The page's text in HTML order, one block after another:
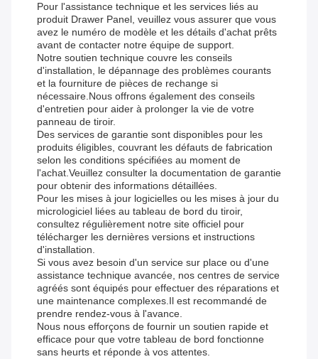
Pour l'assistance technique et les services liés au
produit Drawer Panel, veuillez vous assurer que vous
avez le numéro de modèle et les détails d'achat prêts
avant de contacter notre équipe de support.
Notre soutien technique couvre les conseils
d'installation, le dépannage des problèmes courants
et la fourniture de pièces de rechange si
nécessaire.Nous offrons également des conseils
d'entretien pour aider à prolonger la vie de votre
panneau de tiroir.
Des services de garantie sont disponibles pour les
produits éligibles, couvrant les défauts de fabrication
selon les conditions spécifiées au moment de
l'achat.Veuillez consulter la documentation de garantie
pour obtenir des informations détaillées.
Pour les mises à jour logicielles ou les mises à jour du
micrologiciel liées au tableau de bord du tiroir,
consultez régulièrement notre site officiel pour
télécharger les dernières versions et instructions
d'installation.
Si vous avez besoin d'un service sur place ou d'une
assistance technique avancée, nos centres de service
agréés sont équipés pour effectuer des réparations et
une maintenance complexes.Il est recommandé de
prendre rendez-vous à l'avance.
Nous nous efforçons de fournir un soutien rapide et
efficace pour que votre tableau de bord fonctionne
sans heurts et réponde à vos attentes.